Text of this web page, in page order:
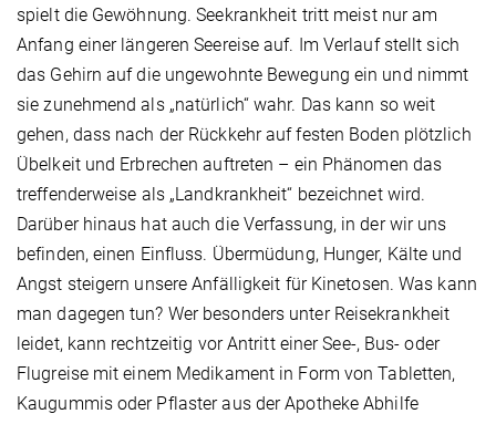
spielt die Gewöhnung. Seekrankheit tritt meist nur am
Anfang einer längeren Seereise auf. Im Verlauf stellt sich
das Gehirn auf die ungewohnte Bewegung ein und nimmt
sie zunehmend als „natürlich“ wahr. Das kann so weit
gehen, dass nach der Rückkehr auf festen Boden plötzlich
Übelkeit und Erbrechen auftreten – ein Phänomen das
treffenderweise als „Landkrankheit“ bezeichnet wird.
Darüber hinaus hat auch die Verfassung, in der wir uns
befinden, einen Einfluss. Übermüdung, Hunger, Kälte und
Angst steigern unsere Anfälligkeit für Kinetosen. Was kann
man dagegen tun? Wer besonders unter Reisekrankheit
leidet, kann rechtzeitig vor Antritt einer See-, Bus- oder
Flugreise mit einem Medikament in Form von Tabletten,
Kaugummis oder Pflaster aus der Apotheke Abhilfe